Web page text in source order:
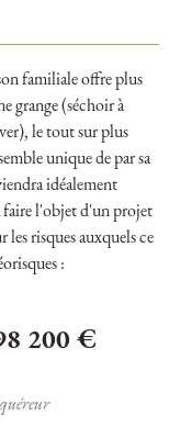
familiale offre plus
grange (séchoir à
le tout sur plus
unique de par sa
idéalement
faire l'objet d'un projet
risques auxquels ce
:
200 €